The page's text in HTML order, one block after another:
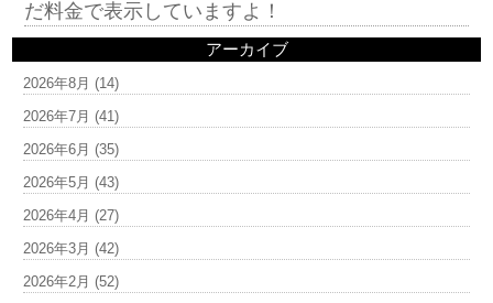
だ料金で表示していますよ！
アーカイブ
2026年8月 (14)
2026年7月 (41)
2026年6月 (35)
2026年5月 (43)
2026年4月 (27)
2026年3月 (42)
2026年2月 (52)